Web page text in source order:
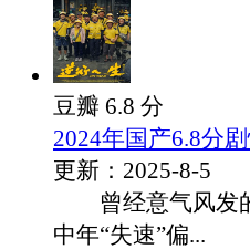
豆瓣 6.8 分
2024年国产6.8分
更新：2025-8-5
曾经意气风发的
中年“失速”偏...